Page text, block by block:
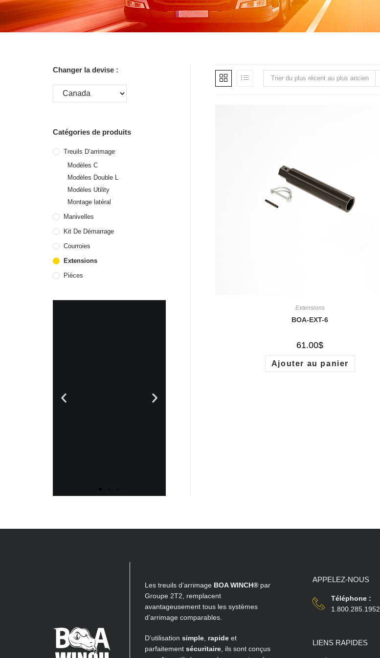
Changer la devise :
Catégories de produits
Treuils D’arrimage
Modèles C
Modèles Double L
Modèles Utility
Montage latéral
Manivelles
Kit De Démarrage
Courroies
Extensions
Pièces
Trier du plus récent au plus ancien
Extensions
BOA-EXT-6
61.00$
Ajouter au panier
Les treuils d’arrimage BOA WINCH®par
Groupe 2T2, remplacent
avantageusement tous les systèmes
d’arrimage comparables.
D’utilisation simple, rapideet
parfaitement sécuritaire, ils sont conçus
APPELEZ-NOUS
Téléphone :
1.800.285.1952
LIENS RAPIDES